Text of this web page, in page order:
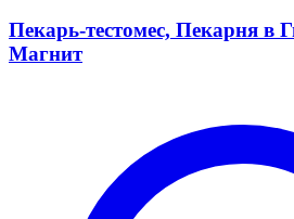
Пекарь-тестомес, Пекарня в
Магнит